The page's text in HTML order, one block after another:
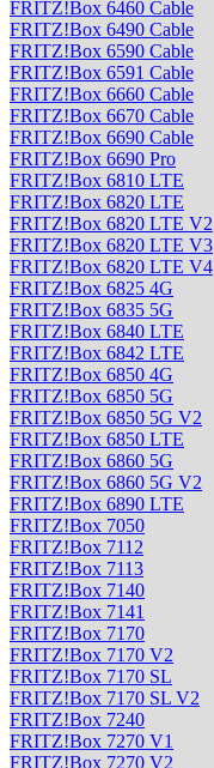
FRITZ!Box 6460 Cable
FRITZ!Box 6490 Cable
FRITZ!Box 6590 Cable
FRITZ!Box 6591 Cable
FRITZ!Box 6660 Cable
FRITZ!Box 6670 Cable
FRITZ!Box 6690 Cable
FRITZ!Box 6690 Pro
FRITZ!Box 6810 LTE
FRITZ!Box 6820 LTE
FRITZ!Box 6820 LTE V2
FRITZ!Box 6820 LTE V3
FRITZ!Box 6820 LTE V4
FRITZ!Box 6825 4G
FRITZ!Box 6835 5G
FRITZ!Box 6840 LTE
FRITZ!Box 6842 LTE
FRITZ!Box 6850 4G
FRITZ!Box 6850 5G
FRITZ!Box 6850 5G V2
FRITZ!Box 6850 LTE
FRITZ!Box 6860 5G
FRITZ!Box 6860 5G V2
FRITZ!Box 6890 LTE
FRITZ!Box 7050
FRITZ!Box 7112
FRITZ!Box 7113
FRITZ!Box 7140
FRITZ!Box 7141
FRITZ!Box 7170
FRITZ!Box 7170 V2
FRITZ!Box 7170 SL
FRITZ!Box 7170 SL V2
FRITZ!Box 7240
FRITZ!Box 7270 V1
FRITZ!Box 7270 V2